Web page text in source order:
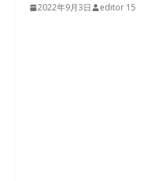
2022年9月3日 editor 15